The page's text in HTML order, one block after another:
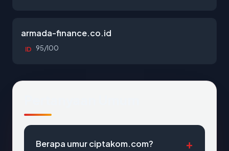
armada-finance.co.id
ID 95/100
Berapa umur ciptakom.com?